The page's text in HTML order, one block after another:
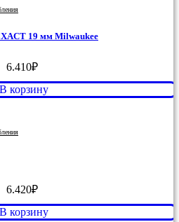
19 мм Milwaukee
6.410₽
В корзину
6.420₽
В корзину